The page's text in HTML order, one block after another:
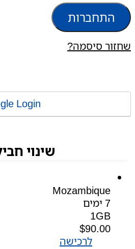
התחברות
שחזור סיסמה?
שינוי
Mozambique
7 ימים
1GB
$90.00
לרכישה